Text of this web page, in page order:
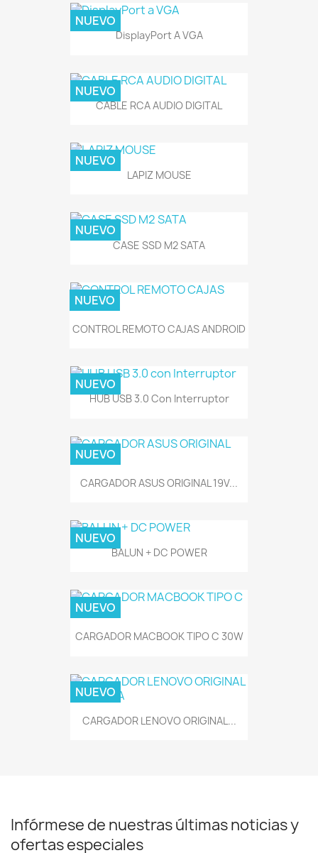
DisplayPort A VGA
NUEVO
CABLE RCA AUDIO DIGITAL
NUEVO
LAPIZ MOUSE
NUEVO
CASE SSD M2 SATA
NUEVO
CONTROL REMOTO CAJAS ANDROID
NUEVO
HUB USB 3.0 Con Interruptor
NUEVO
CARGADOR ASUS ORIGINAL 19V...
NUEVO
BALUN + DC POWER
NUEVO
CARGADOR MACBOOK TIPO C 30W
NUEVO
CARGADOR LENOVO ORIGINAL...
NUEVO
Infórmese de nuestras últimas noticias y
ofertas especiales